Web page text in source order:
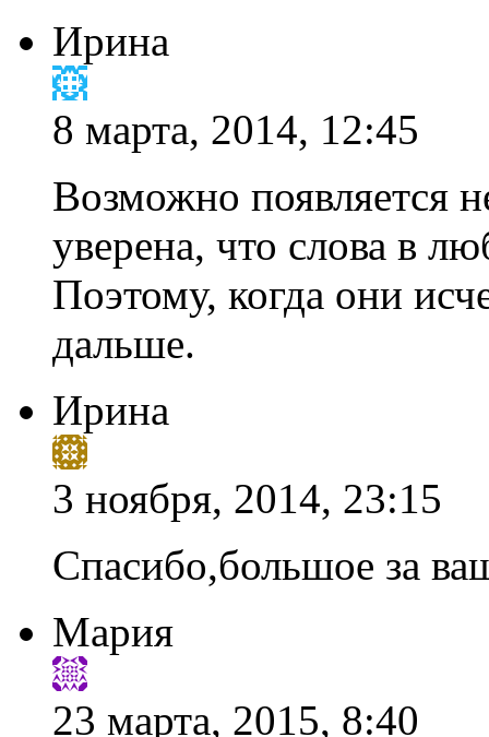
Ирина
8 марта, 2014, 12:45
Возможно появляется
уверена, что слова в
Поэтому, когда они
дальше.
Ирина
3 ноября, 2014, 23:15
Спасибо,большое за
Мария
23 марта, 2015, 8:40